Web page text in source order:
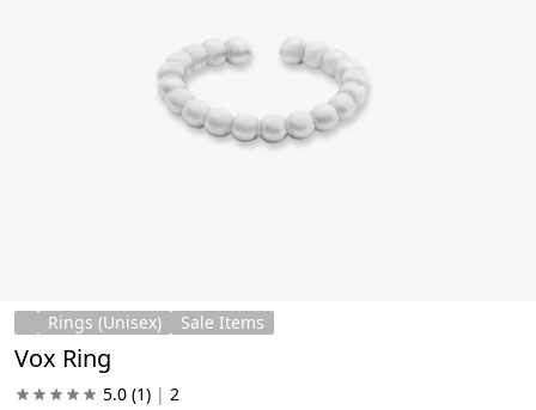
Rings (Unisex) Sale Items
Vox Ring
5.0 (1) | 2